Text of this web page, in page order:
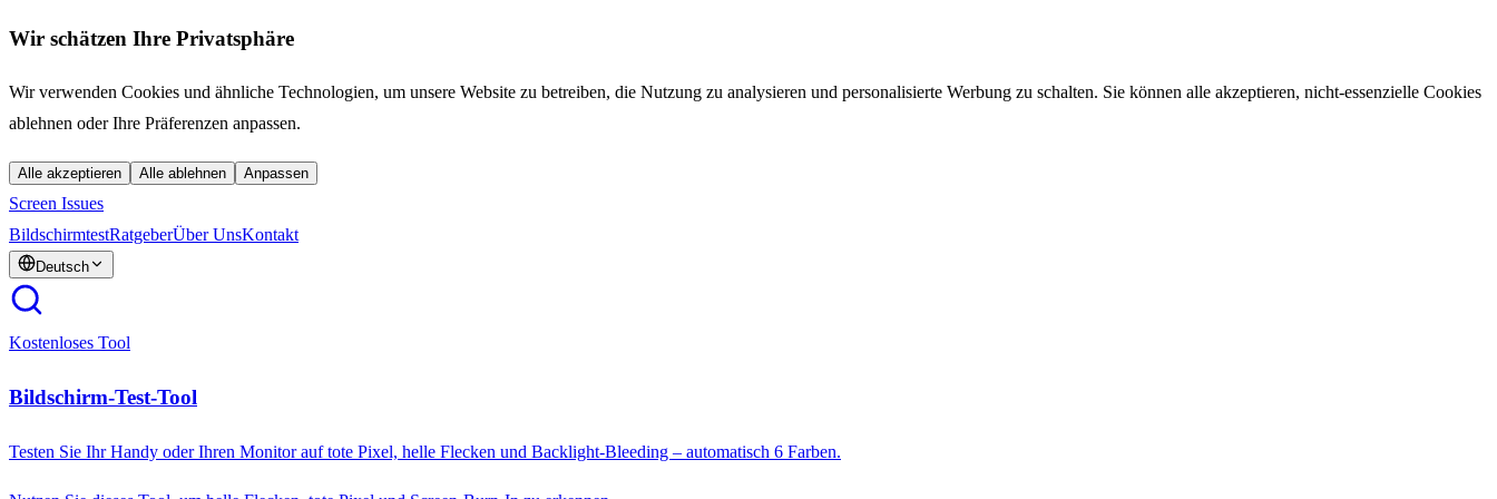
Wir schätzen Ihre Privatsphäre
Wir verwenden Cookies und ähnliche Technologien, um unsere Website zu betreiben, die Nutzung zu analysieren und personalisierte Werbung zu schalten. Sie können alle akzeptieren, nicht-essenzielle Cookies
ablehnen oder Ihre Präferenzen anpassen.
Alle akzeptieren Alle ablehnen Anpassen
Screen Issues
BildschirmtestRatgeberÜber UnsKontakt
Deutsch
Kostenloses Tool
Bildschirm-Test-Tool
Testen Sie Ihr Handy oder Ihren Monitor auf tote Pixel, helle Flecken und Backlight-Bleeding – automatisch 6 Farben.